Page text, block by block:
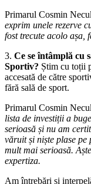
Primarul Cosmin
exprim unele rezerve
fost trecute acolo așa,
3. Ce se întâmplă cu
Sportiv? Știm cu toții
accesată de către
fără sală de sport.
Primarul Cosmin
lista de investiții a
serioasă și nu am
văruit și niște plase pe
mult mai serioasă.
expertiza.
Am întrebări și